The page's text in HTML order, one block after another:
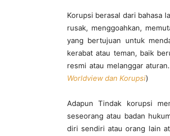
Korupsi berasal dari bahasa
rusak, menggoahkan,
yang bertujuan untuk
kerabat atau teman, baik
resmi atau melanggar
Worldview dan Korupsi)
Adapun Tindak korupsi
seseorang atau badan
diri sendiri atau orang lain